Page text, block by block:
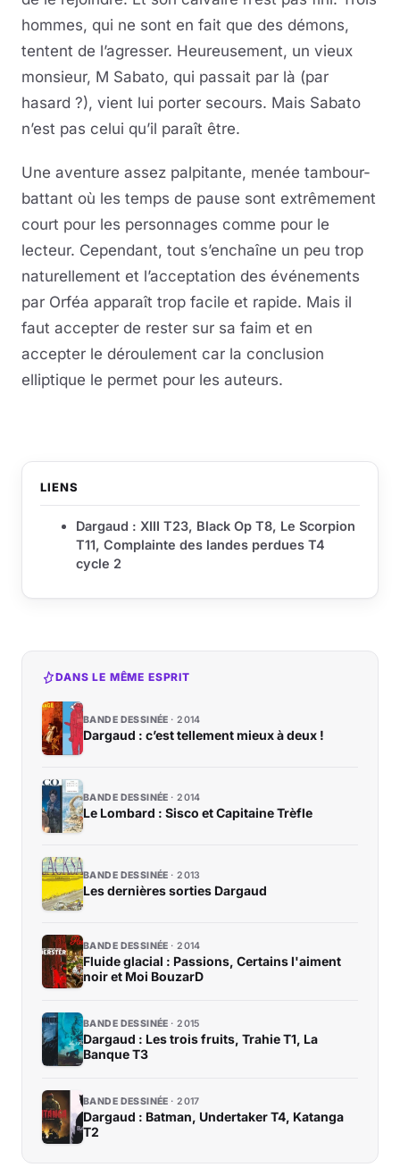
hommes, qui ne sont en fait que des démons,
tentent de l’agresser. Heureusement, un vieux
monsieur, M Sabato, qui passait par là (par
hasard ?), vient lui porter secours. Mais Sabato
n’est pas celui qu’il paraît être.
Une aventure assez palpitante, menée tambour-
battant où les temps de pause sont extrêmement
court pour les personnages comme pour le
lecteur. Cependant, tout s’enchaîne un peu trop
naturellement et l’acceptation des événements
par Orféa apparaît trop facile et rapide. Mais il
faut accepter de rester sur sa faim et en
accepter le déroulement car la conclusion
elliptique le permet pour les auteurs.
LIENS
Dargaud : XIII T23, Black Op T8, Le Scorpion
T11, Complainte des landes perdues T4
cycle 2
DANS LE MÊME ESPRIT
BANDE DESSINÉE 2014
Dargaud : c’est tellement mieux à deux !
BANDE DESSINÉE 2014
Le Lombard : Sisco et Capitaine Trèfle
BANDE DESSINÉE 2013
Les dernières sorties Dargaud
BANDE DESSINÉE 2014
Fluide glacial : Passions, Certains l'aiment
noir et Moi BouzarD
BANDE DESSINÉE 2015
Dargaud : Les trois fruits, Trahie T1, La
Banque T3
BANDE DESSINÉE 2017
Dargaud : Batman, Undertaker T4, Katanga
T2